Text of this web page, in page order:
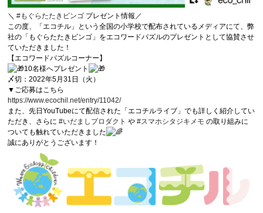
＼#もぐらたたきビンゴ プレゼント情報／
この度、「エコチル」という全国の小学校で配布されているメディアにて、弊
社の「もぐらたたきビンゴ」をエコワードパズルのプレゼントとして協賛させ
ていただきました！
【エコワードパズルコーナー】
10名様へプレゼント
〆切：2022年5月31日（火）
▼ご応募はこちら
https://www.ecochil.net/entry/11042/
また、先日YouTubeにて配信された「エコチルライブ」でも詳しく紹介してい
ただき、さらに#いだましプロダクト や#スマホシタジキメモ の取り組みに
ついても触れていただきました
誠にありがとうございます！